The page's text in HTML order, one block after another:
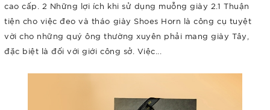
cao cấp. 2 Những lợi ích khi sử dụng muỗng giày 2.1 Thuận
tiện cho việc đeo và tháo giày Shoes Horn là công cụ tuyệt
vời cho những quý ông thường xuyên phải mang giày Tây,
đặc biệt là đối với giới công sở. Việc...